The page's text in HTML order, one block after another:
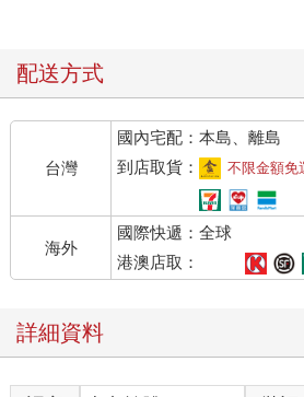
配送方式
台灣
國內宅配：本島、離島
到店取貨：
不限金額免
海外
國際快遞：全球
港澳店取：
詳細資料